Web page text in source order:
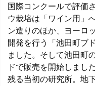
国際コンクールで評価
ウ栽培は「ワイン用」
ン造りのほか、ヨーロ
開発を行う「池田町ブ
ました。そして池田町
ドで販売を開始しまし
残る当初の研究所。地